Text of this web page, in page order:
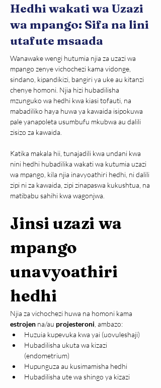
Hedhi wakati wa Uzazi
wa mpango: Sifa na lini
utafute msaada
Wanawake wengi hutumia njia za uzazi wa
mpango zenye vichochezi kama vidonge,
sindano, kipandikizi, bangiri ya uke au kitanzi
chenye homoni. Njia hizi hubadilisha
mzunguko wa hedhi kwa kiasi tofauti, na
mabadiliko haya huwa ya kawaida isipokuwa
pale yanapoleta usumbufu mkubwa au dalili
zisizo za kawaida.
Katika makala hii, tunajadili kwa undani kwa
nini hedhi hubadilika wakati wa kutumia uzazi
wa mpango, kila njia inavyoathiri hedhi, ni dalili
zipi ni za kawaida, zipi zinapaswa kukushtua, na
matibabu sahihi kwa wagonjwa.
Jinsi uzazi wa
mpango
unavyoathiri
hedhi
Njia za vichochezi huwa na homoni kama
estrojen na/au projesteroni , ambazo:
Huzuia kupevuka kwa yai (uovuleshaji)
Hubadilisha ukuta wa kizazi
(endometrium)
Hupunguza au kusimamisha hedhi
Hubadilisha ute wa shingo ya kizazi